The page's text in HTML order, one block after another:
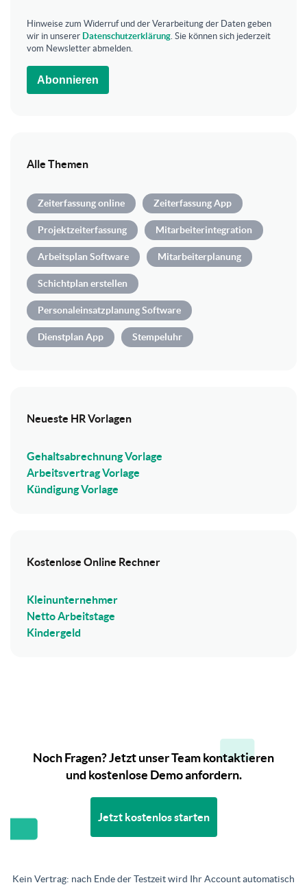
Hinweise zum Widerruf und der Verarbeitung der Daten geben
wir in unserer Datenschutzerklärung . Sie können sich jederzeit
vom Newsletter abmelden.
Abonnieren
Alle Themen
Zeiterfassung online Zeiterfassung App
Projektzeiterfassung Mitarbeiterintegration
Arbeitsplan Software Mitarbeiterplanung
Schichtplan erstellen
Personaleinsatzplanung Software
Dienstplan App Stempeluhr
Neueste HR Vorlagen
Gehaltsabrechnung Vorlage
Arbeitsvertrag Vorlage
Kündigung Vorlage
Kostenlose Online Rechner
Kleinunternehmer
Netto Arbeitstage
Kindergeld
Noch Fragen? Jetzt unser Team kontaktieren
und kostenlose Demo anfordern.
Jetzt kostenlos starten
Kein Vertrag: nach Ende der Testzeit wird Ihr Account automatisch